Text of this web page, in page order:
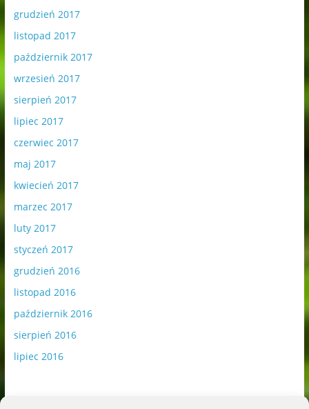
grudzień 2017
listopad 2017
październik 2017
wrzesień 2017
sierpień 2017
lipiec 2017
czerwiec 2017
maj 2017
kwiecień 2017
marzec 2017
luty 2017
styczeń 2017
grudzień 2016
listopad 2016
październik 2016
sierpień 2016
lipiec 2016